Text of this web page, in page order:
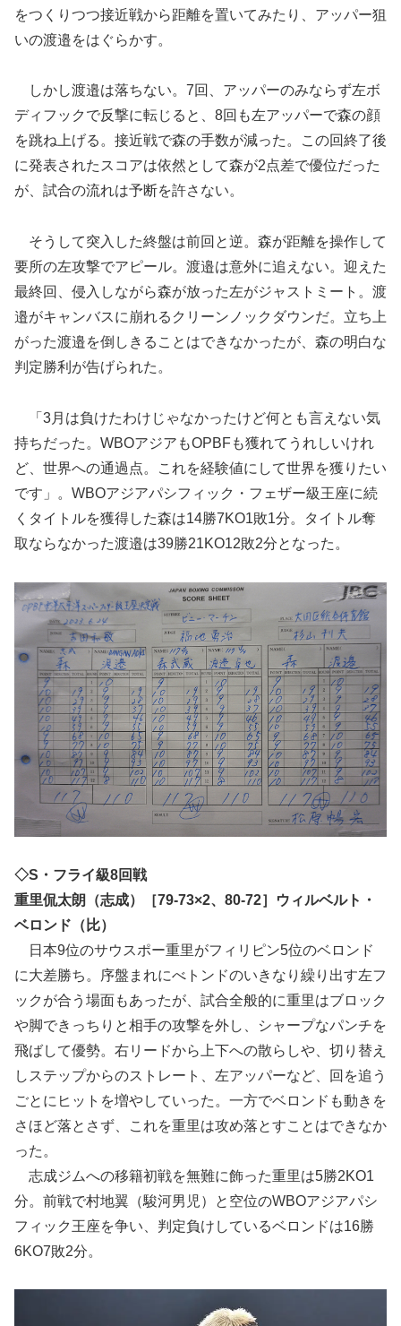
をつくりつつ接近戦から距離を置いてみたり、アッパー狙
いの渡邉をはぐらかす。
しかし渡邉は落ちない。7回、アッパーのみならず左ボ
ディフックで反撃に転じると、8回も左アッパーで森の顔
を跳ね上げる。接近戦で森の手数が減った。この回終了後
に発表されたスコアは依然として森が2点差で優位だった
が、試合の流れは予断を許さない。
そうして突入した終盤は前回と逆。森が距離を操作して
要所の左攻撃でアピール。渡邉は意外に追えない。迎えた
最終回、侵入しながら森が放った左がジャストミート。渡
邉がキャンバスに崩れるクリーンノックダウンだ。立ち上
がった渡邉を倒しきることはできなかったが、森の明白な
判定勝利が告げられた。
「3月は負けたわけじゃなかったけど何とも言えない気
持ちだった。WBOアジアもOPBFも獲れてうれしいけれ
ど、世界への通過点。これを経験値にして世界を獲りたい
です」。WBOアジアパシフィック・フェザー級王座に続
くタイトルを獲得した森は14勝7KO1敗1分。タイトル奪
取ならなかった渡邉は39勝21KO12敗2分となった。
◇S・フライ級8回戦
重里侃太朗（志成）［79-73×2、80-72］ウィルベルト・
ベロンド（比）
日本9位のサウスポー重里がフィリピン5位のベロンド
に大差勝ち。序盤まれにべトンドのいきなり繰り出す左フ
ックが合う場面もあったが、試合全般的に重里はブロック
や脚できっちりと相手の攻撃を外し、シャープなパンチを
飛ばして優勢。右リードから上下への散らしや、切り替え
しステップからのストレート、左アッパーなど、回を追う
ごとにヒットを増やしていった。一方でベロンドも動きを
さほど落とさず、これを重里は攻め落とすことはできなか
った。
志成ジムへの移籍初戦を無難に飾った重里は5勝2KO1
分。前戦で村地翼（駿河男児）と空位のWBOアジアパシ
フィック王座を争い、判定負けしているベロンドは16勝
6KO7敗2分。